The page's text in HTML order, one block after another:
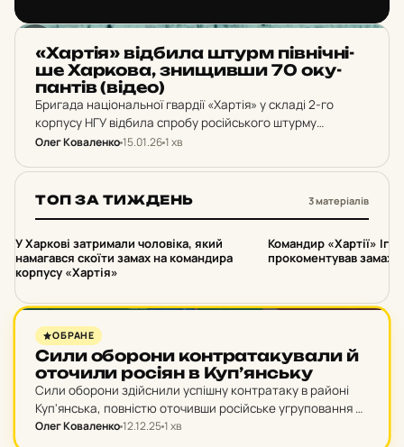
НОВИНИ ХАРКОВА
«Хартія» від­би­ла штурм пів­ніч­ні­
ше Хар­ко­ва, зни­щив­ши 70 оку­
пан­тів (відео)
Бригада національної гвардії «Хартія» у складі 2-го
корпусу НГУ відбила спробу російського штурму
північніше Харкова, знищивши близько 70 окупантів. На
посеред поля.
Олег Коваленко15.01.261 хв
ТОП ЗА ТИЖДЕНЬ 3 матеріалів
1
У Харкові затримали чоловіка, який
намагався скоїти замах на командира
корпусу «Хартія»
2
Командир «Хартії»
прокоментував замах
НОВИНИ ХАРКОВА
ОБРАНЕ
Сили обо­ро­ни кон­тра­та­ку­ва­ли й
ото­чи­ли росіян в Куп’ян­ську
Сили оборони здійснили успішну контратаку в районі
Куп'янська, повністю оточивши російське угруповання в
місті. За попередніми даними, в місті залишилося
Олег Коваленко12.12.251 хв